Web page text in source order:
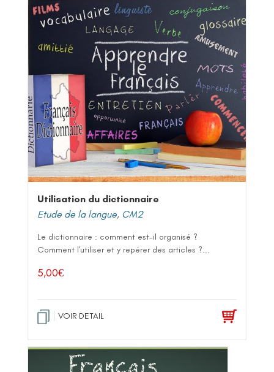
Utilisation du dictionnaire
Etude de la langue, CM2
Le dictionnaire : comment est-il organisé ?
Comment l'utiliser et y repérer des articles ?...
5,00€
VOIR DETAIL